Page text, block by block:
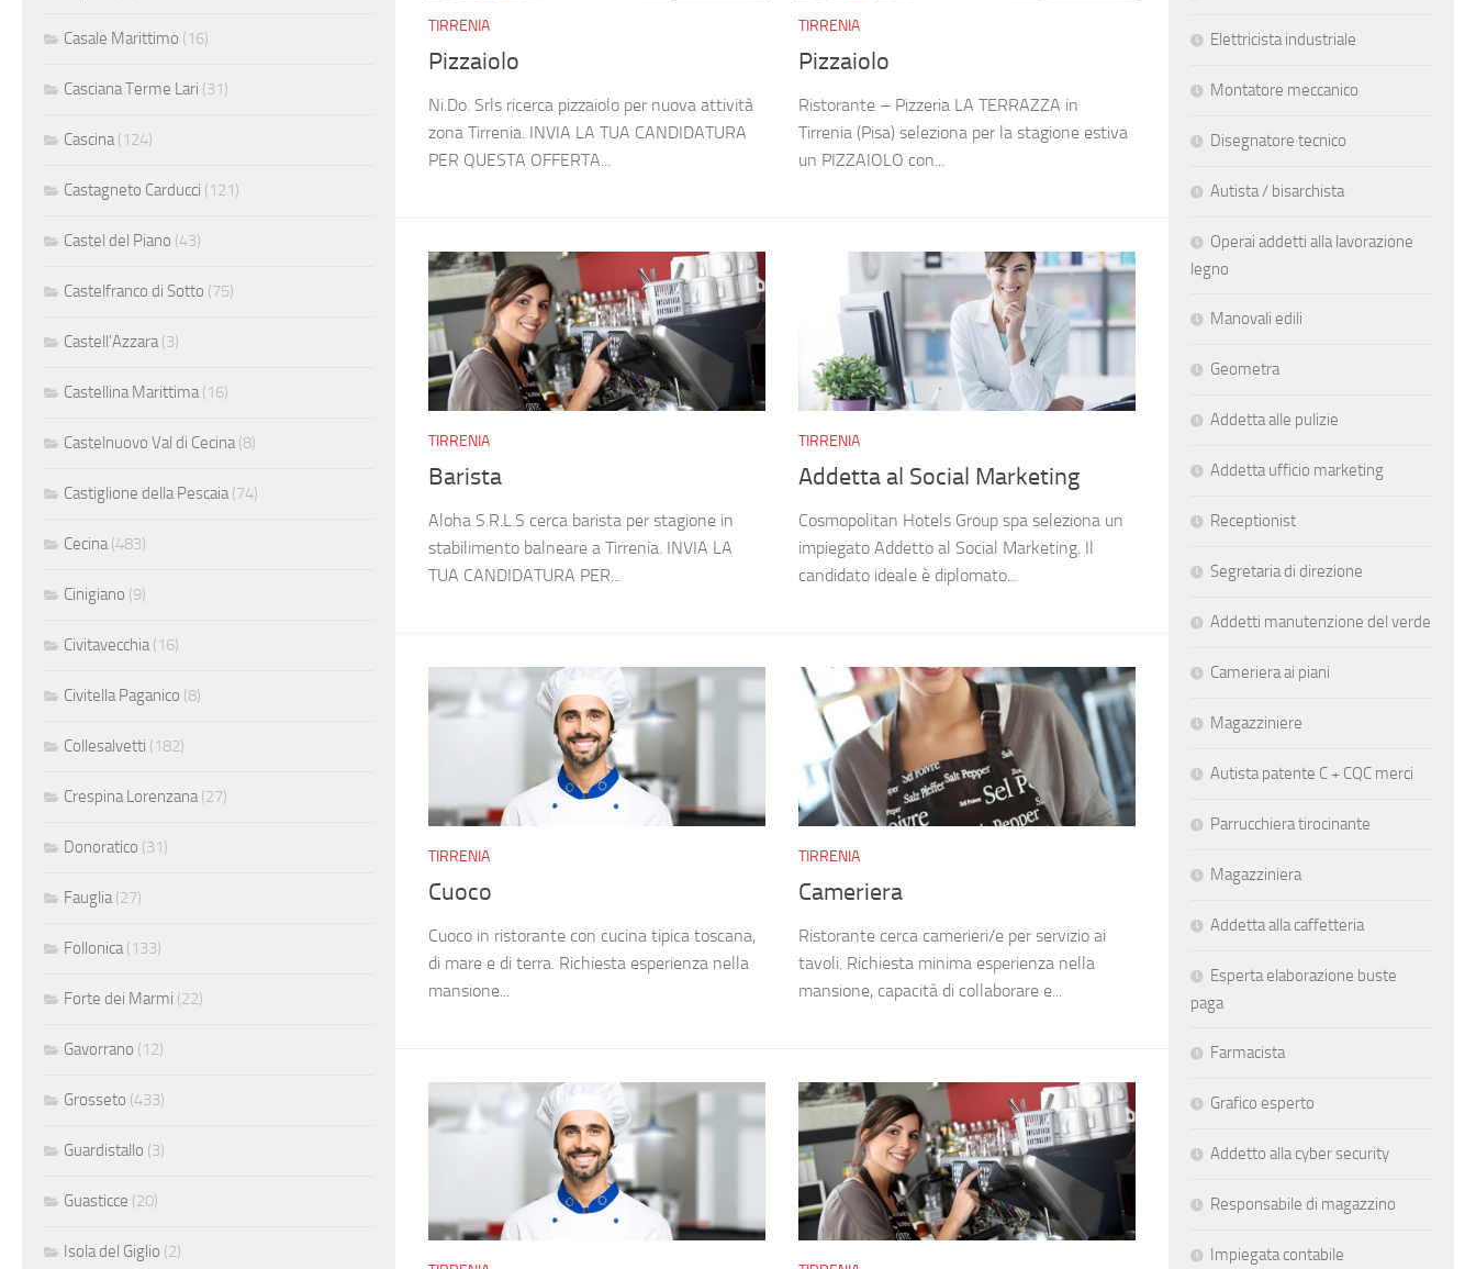
TIRRENIA
Pizzaiolo
Ni.Do. Srls ricerca pizzaiolo per nuova attività
zona Tirrenia. INVIA LA TUA CANDIDATURA
PER QUESTA OFFERTA...
TIRRENIA
Pizzaiolo
Ristorante – Pizzeria LA TERRAZZA in
Tirrenia (Pisa) seleziona per la stagione estiva
un PIZZAIOLO con...
TIRRENIA
Barista
Aloha S.R.L.S cerca barista per stagione in
stabilimento balneare a Tirrenia. INVIA LA
TUA CANDIDATURA PER...
TIRRENIA
Addetta al Social Marketing
Cosmopolitan Hotels Group spa seleziona un
impiegato Addetto al Social Marketing. Il
candidato ideale è diplomato...
TIRRENIA
Cuoco
Cuoco in ristorante con cucina tipica toscana,
di mare e di terra. Richiesta esperienza nella
mansione...
TIRRENIA
Cameriera
Ristorante cerca camerieri/e per servizio ai
tavoli. Richiesta minima esperienza nella
mansione, capacità di collaborare e...
Casale Marittimo (16)
Casciana Terme Lari (31)
Cascina(124)
Castagneto Carducci (121)
Castel del Piano (43)
Castelfranco di Sotto (75)
Castell'Azzara(3)
Castellina Marittima(16)
Castelnuovo Val di Cecina(8)
Castiglione della Pescaia(74)
Cecina(483)
Cinigiano (9)
Civitavecchia(16)
Civitella Paganico (8)
Collesalvetti (182)
Crespina Lorenzana(27)
Donoratico (31)
Fauglia(27)
Follonica(133)
Forte dei Marmi (22)
Gavorrano (12)
Grosseto (433)
Guardistallo (3)
Guasticce (20)
Isola del Giglio (2)
Elettricista industriale
Montatore meccanico
Disegnatore tecnico
Autista / bisarchista
Operai addetti alla lavorazione
legno
Manovali edili
Geometra
Addetta alle pulizie
Addetta ufficio marketing
Receptionist
Segretaria di direzione
Addetti manutenzione del verde
Cameriera ai piani
Magazziniere
Autista patente C + CQC merci
Parrucchiera tirocinante
Magazziniera
Addetta alla caffetteria
Esperta elaborazione buste
paga
Farmacista
Grafico esperto
Addetto alla cyber security
Responsabile di magazzino
Impiegata contabile